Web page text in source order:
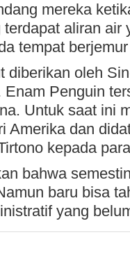
mereka
aliran air
tempat
diberikan oleh
Penguin
Untuk saat ini
Amerika dan
kepada
bahwa
baru bisa
yang